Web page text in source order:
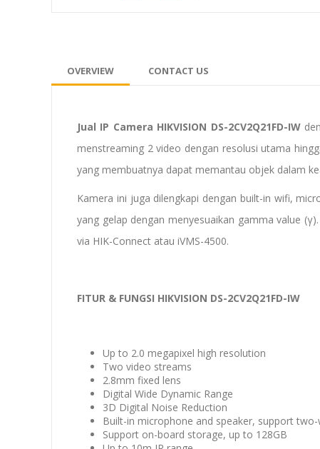
OVERVIEW CONTACT US
Jual IP Camera HIKVISION DS-2CV2Q21FD-IW
menstreaming 2 video dengan resolusi utama
yang membuatnya dapat memantau objek dalam
Kamera ini juga dilengkapi dengan built-in wifi,
yang gelap dengan menyesuaikan gamma value
via HIK-Connect atau iVMS-4500.
FITUR & FUNGSI HIKVISION DS-2CV2Q21FD-IW
Up to 2.0 megapixel high resolution
Two video streams
2.8mm fixed lens
Digital Wide Dynamic Range
3D Digital Noise Reduction
Built-in microphone and speaker, support
Support on-board storage, up to 128GB